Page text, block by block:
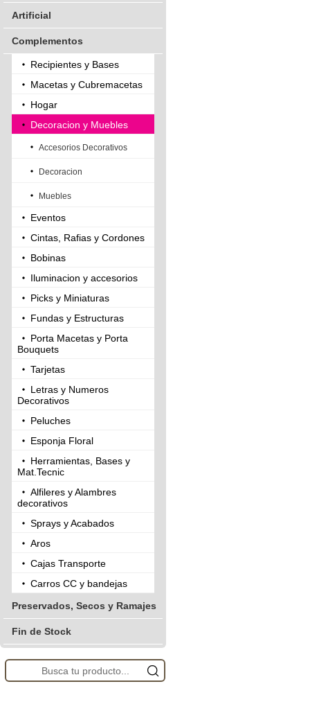
Artificial
Complementos
Recipientes y Bases
Macetas y Cubremacetas
Hogar
Decoracion y Muebles
Accesorios Decorativos
Decoracion
Muebles
Eventos
Cintas, Rafias y Cordones
Bobinas
Iluminacion y accesorios
Picks y Miniaturas
Fundas y Estructuras
Porta Macetas y Porta
Bouquets
Tarjetas
Letras y Numeros
Decorativos
Peluches
Esponja Floral
Herramientas, Bases y
Mat.Tecnic
Alfileres y Alambres
decorativos
Sprays y Acabados
Aros
Cajas Transporte
Carros CC y bandejas
Preservados, Secos y Ramajes
Fin de Stock